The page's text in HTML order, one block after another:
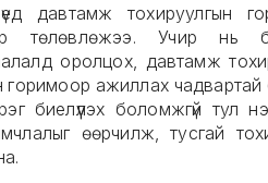
давтамж тохируулгын
төлөвлөжээ. Учир нь
оролцох, давтамж
горимоор ажиллах чадвартай
биелүүлэх боломжгүй тул нэг
өөрчилж, тусгай